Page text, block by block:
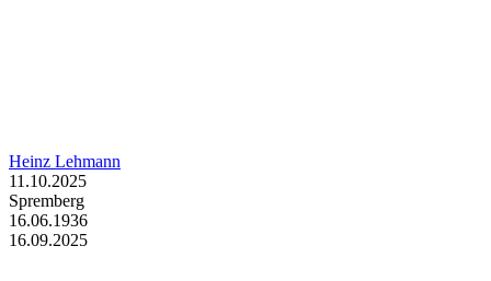
Heinz Lehmann
11.10.2025
Spremberg
16.06.1936
16.09.2025